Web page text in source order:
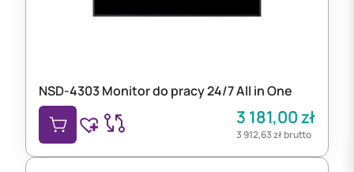
NSD-4303 Monitor do pracy 24/7 All in One
3 181,00zł
3 912,63złbrutto